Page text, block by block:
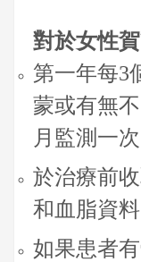
對於女性
第一年每3
蒙或有無
月監測一次
於治療前
和血脂資
如果患者